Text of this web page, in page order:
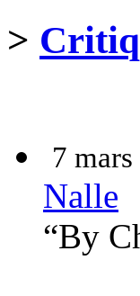
>
7
Nalle
“By